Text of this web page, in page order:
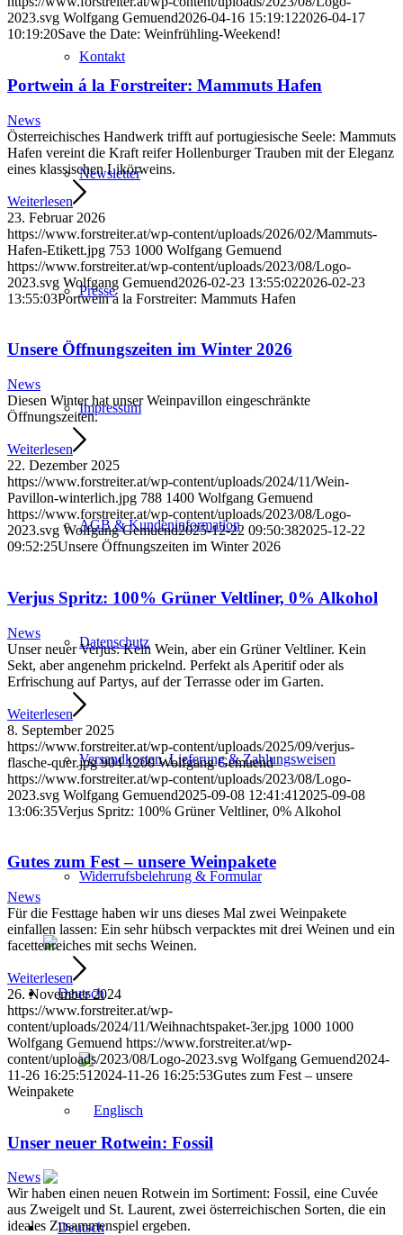
Kontakt
Newsletter
Presse
Impressum
AGB & Kundeninformation
Datenschutz
Versandkosten, Lieferung & Zahlungsweisen
Widerrufsbelehrung & Formular
2023.svg Wolfgang Gemuend2026-04-16 15:19:122026-04-17
10:19:20Save the Date: Weinfrühling-Weekend!
Portwein á la Forstreiter: Mammuts Hafen
News
Österreichisches Handwerk trifft auf portugiesische Seele: Mammuts
Hafen vereint die Kraft reifer Hollenburger Trauben mit der Eleganz
eines klassischen Likörweins.
Weiterlesen
23. Februar 2026
https://www.forstreiter.at/wp-content/uploads/2026/02/Mammuts-
Hafen-Etikett.jpg 753 1000 Wolfgang Gemuend
https://www.forstreiter.at/wp-content/uploads/2023/08/Logo-
2023.svg Wolfgang Gemuend2026-02-23 13:55:022026-02-23
13:55:03Portwein á la Forstreiter: Mammuts Hafen
Unsere Öffnungszeiten im Winter 2026
News
Diesen Winter hat unser Weinpavillon eingeschränkte
Öffnungszeiten.
Weiterlesen
22. Dezember 2025
https://www.forstreiter.at/wp-content/uploads/2024/11/Wein-
Pavillon-winterlich.jpg 788 1400 Wolfgang Gemuend
https://www.forstreiter.at/wp-content/uploads/2023/08/Logo-
2023.svg Wolfgang Gemuend2025-12-22 09:50:382025-12-22
09:52:25Unsere Öffnungszeiten im Winter 2026
Verjus Spritz: 100% Grüner Veltliner, 0% Alkohol
News
Unser neuer Verjus: Kein Wein, aber ein Grüner Veltliner. Kein
Sekt, aber angenehm prickelnd. Perfekt als Aperitif oder als
Erfrischung auf Partys, auf der Terrasse oder im Garten.
Weiterlesen
8. September 2025
https://www.forstreiter.at/wp-content/uploads/2025/09/verjus-
flasche-quer.jpg 904 1200 Wolfgang Gemuend
https://www.forstreiter.at/wp-content/uploads/2023/08/Logo-
2023.svg Wolfgang Gemuend2025-09-08 12:41:41 2025-09-08
13:06:35Verjus Spritz: 100% Grüner Veltliner, 0% Alkohol
Gutes zum Fest – unsere Weinpakete
News
Für die Festtage haben wir uns dieses Mal zwei Weinpakete
einfallen lassen: Ein sehr hübsch verpacktes mit drei Weinen und ein
facettenreiches mit sechs Weinen.
Weiterlesen
26. November 2024
https://www.forstreiter.at/wp-
content/uploads/2024/11/Weihnachtspaket-3er.jpg 1000 1000
Wolfgang Gemuend https://www.forstreiter.at/wp-
content/uploads/2023/08/Logo-2023.svg Wolfgang Gemuend2024-
11-26 16:25:51 2024-11-26 16:25:53Gutes zum Fest – unsere
Weinpakete
Unser neuer Rotwein: Fossil
News
Wir haben einen neuen Rotwein im Sortiment: Fossil, eine Cuvée
aus Zweigelt und St. Laurent, zwei österreichischen Sorten, die ein
ideales Zusammenspiel ergeben.